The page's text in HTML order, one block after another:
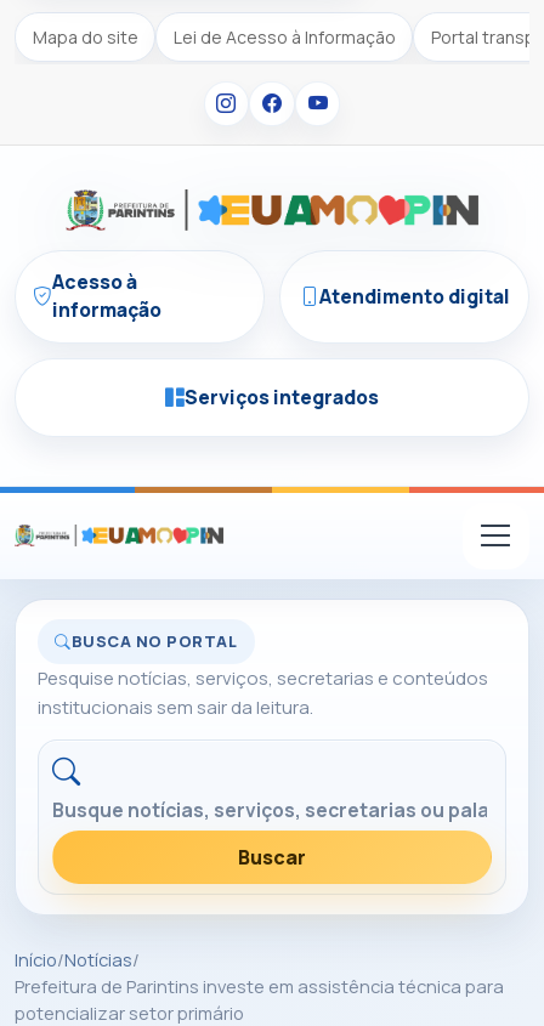
Mapa do site Lei de Acesso à Informação Portal
Acesso à
informação
Atendimento digital
Serviços integrados
BUSCA NO PORTAL
Pesquise notícias, serviços, secretarias e conteúdos
institucionais sem sair da leitura.
Buscar no portal
Buscar
Início/Notícias/
Prefeitura de Parintins investe em assistência técnica para
potencializar setor primário